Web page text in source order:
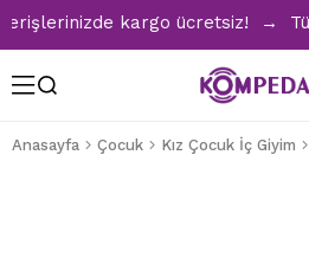
kargo ücretsiz! →
Anasayfa Çocuk Kız Çocuk İç Giyim